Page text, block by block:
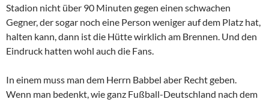
Stadion nicht über 90 Minuten gegen einen schwachen
Gegner, der sogar noch eine Person weniger auf dem Platz hat,
halten kann, dann ist die Hütte wirklich am Brennen. Und den
Eindruck hatten wohl auch die Fans.
In einem muss man dem Herrn Babbel aber Recht geben.
Wenn man bedenkt, wie ganz Fußball-Deutschland nach dem